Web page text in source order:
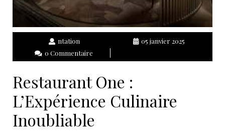
ntation
05 janvier 2025
0 Commentaire
Restaurant One :
L’Expérience Culinaire
Inoubliable